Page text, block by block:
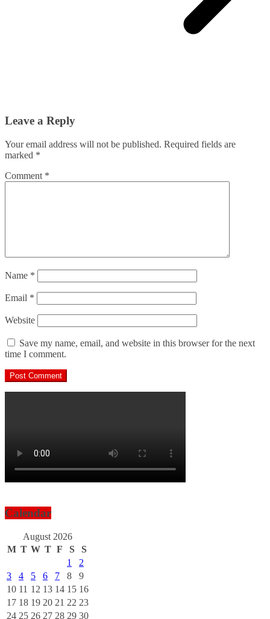
Leave a Reply
Your email address will not be published. Required fields are
marked *
Comment *
Name *
Email *
Website
Save my name, email, and website in this browser for the next
time I comment.
Calendar
August 2026
M T W T F S
S
1
2
3
4 5 6 7 8
9
10 11 12 13 14 15 16
17 18 19 20 21 22 23
24 25 26 27 28 29 30